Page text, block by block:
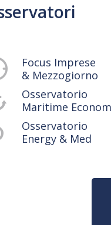
Focus Imprese
& Mezzogiorno
Osservatorio
Maritime
Osservatorio
Energy & Med